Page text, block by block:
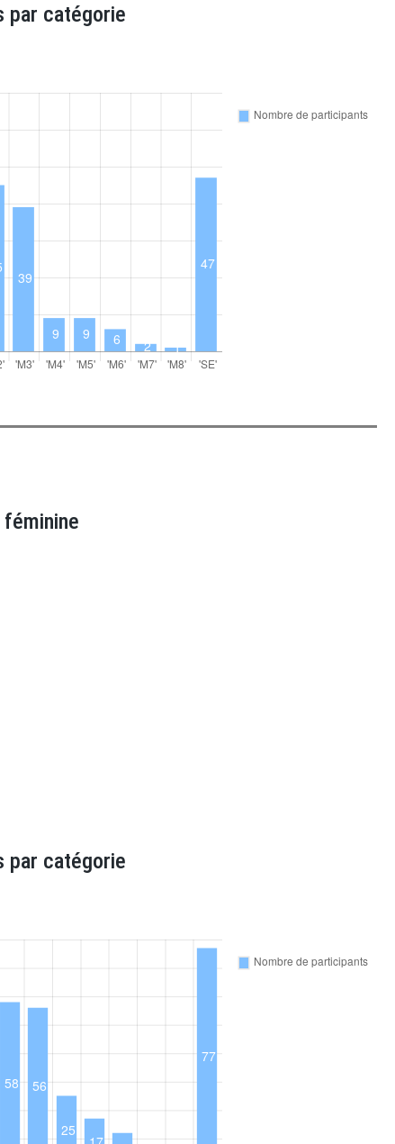
par catégorie
par catégorie